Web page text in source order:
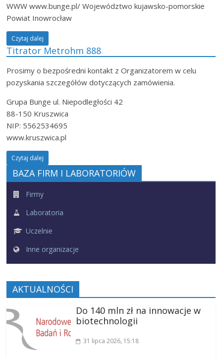
WWW www.bunge.pl/ Województwo kujawsko-pomorskie
Powiat Inowrocław
Czytaj dalej
Titrator Metrohm 888
Prosimy o bezpośredni kontakt z Organizatorem w celu
pozyskania szczegółów dotyczących zamówienia.
Grupa Bunge ul. Niepodległości 42
88-150 Kruszwica
NIP: 5562534695
www.kruszwica.pl
Czytaj dalej
BAZA FIRM I LABORATORIÓW
Firmy
Laboratoria
Uczelnie
Inne organizacje
AKTUALNOŚCI
Do 140 mln zł na innowacje w
biotechnologii
31 lipca 2026, 15:18